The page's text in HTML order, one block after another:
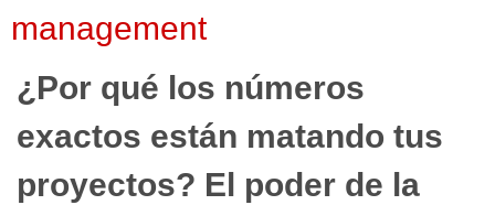
management
¿Por qué los números
exactos están matando tus
proyectos? El poder de la